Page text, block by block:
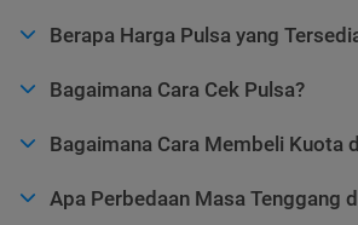
Berapa Harga Pulsa yang
Bagaimana Cara Cek Pulsa?
Bagaimana Cara Membeli Kuota
Apa Perbedaan Masa Tenggang